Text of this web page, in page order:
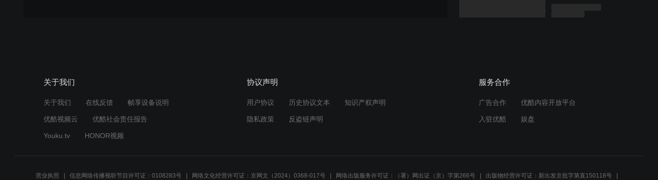
关于我们
关于我们 在线反馈 帧享设备说明
优酷视频云 优酷社会责任报告
Youku.tv HONOR视频
协议声明
用户协议 历史协议文本 知识产权声明
隐私政策 反盗链声明
服务合作
广告合作 优酷内容开放平台
入驻优酷 娱盘
营业执照 信息网络传播视听节目许可证：0108283号 网络文化经营许可证：京网文（2024）0368-017号 网络出版服务许可证：（署）网出证（京）字第266号 出版物经营许可证：新出发京批字第直150118号